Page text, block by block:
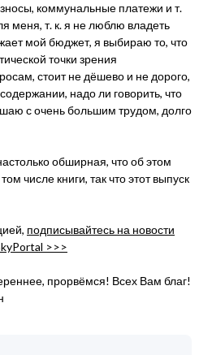
коммунальные платежи и т.
меня, т. к. я не люблю владеть
мой бюджет, я выбираю то, что
точки зрения
стоит не дёшево и не дорого,
надо ли говорить, что
с очень большим трудом, долго
обширная, что об этом
числе книги, так что этот выпуск
подписывайтесь на новости
>>>
прорвёмся! Всех Вам благ!